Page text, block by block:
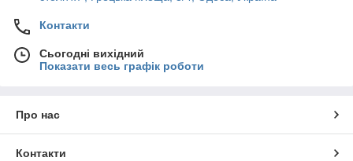
Контакти
Сьогодні вихідний
Показати весь графік роботи
Про нас
Контакти